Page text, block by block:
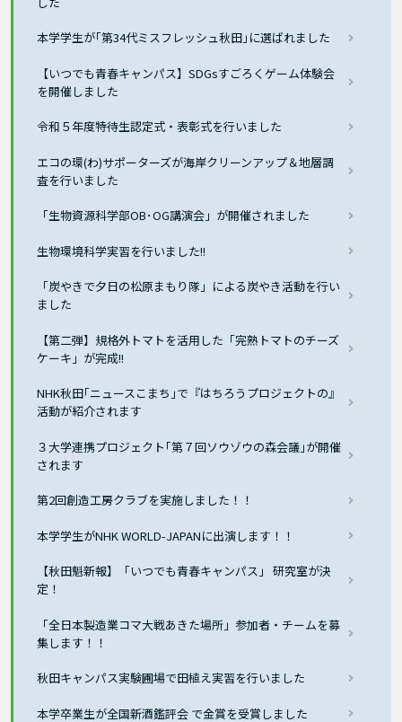
本学学生が｢第34代ミスフレッシュ秋田｣に選ばれました
【いつでも青春キャンパス】SDGsすごろくゲーム体験会
を開催しました
令和５年度特待生認定式・表彰式を行いました
エコの環(わ)サポーターズが海岸クリーンアップ＆地層調
査を行いました
「生物資源科学部OB･OG講演会」が開催されました
生物環境科学実習を行いました!!
「炭やきで夕日の松原まもり隊」による炭やき活動を行い
ました
【第二弾】規格外トマトを活用した「完熟トマトのチーズ
ケーキ」が完成!!
NHK秋田｢ニュースこまち｣で『はちろうプロジェクトの』
活動が紹介されます
３大学連携プロジェクト｢第７回ソウゾウの森会議｣が開催
されます
第2回創造工房クラブを実施しました！！
本学学生がNHK WORLD-JAPANに出演します！！
【秋田魁新報】「いつでも青春キャンパス」 研究室が決
定！
「全日本製造業コマ大戦あきた場所」参加者・チームを募
集します！！
秋田キャンパス実験圃場で田植え実習を行いました
本学卒業生が全国新酒鑑評会 で金賞を受賞しました